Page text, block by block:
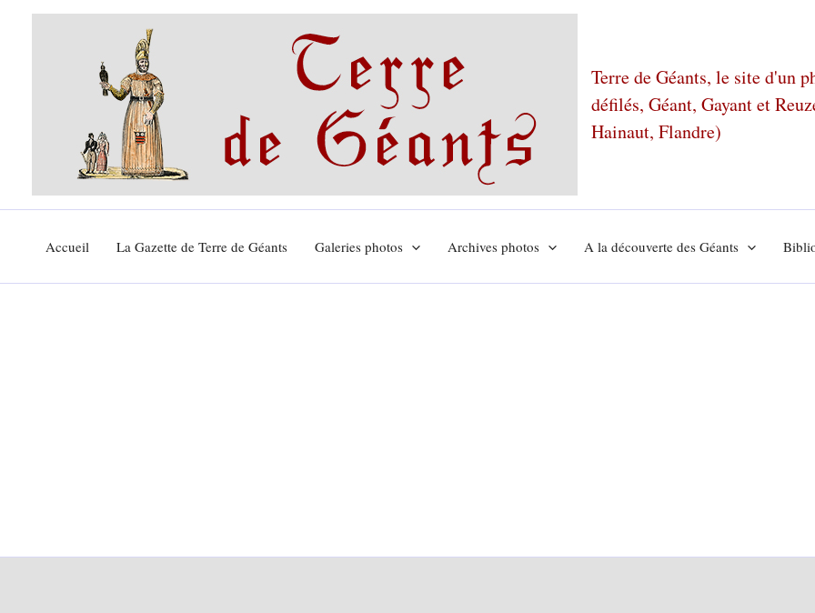
Terre de Géants, le site d'un
défilés, Géant, Gayant et
Hainaut, Flandre)
Accueil La Gazette de Terre de Géants Galeries photos Archives photos A la découverte des Géants